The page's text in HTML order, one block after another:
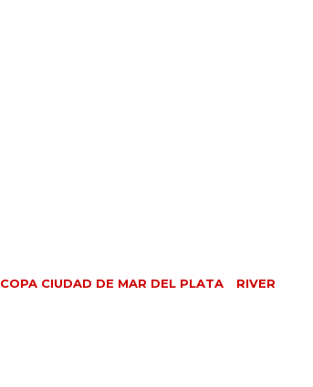
COPA CIUDAD DE MAR DEL PLATA
RIVER